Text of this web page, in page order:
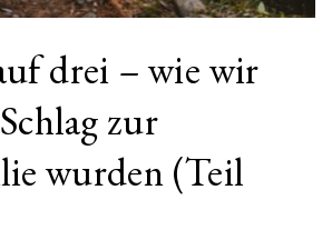
drei – wie wir
zur
wurden (Teil